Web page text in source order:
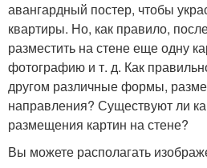
авангардный постер, чтобы
квартиры. Но, как правило,
разместить на стене еще одну
фотографию и т. д. Как
другом различные формы,
направления? Существуют ли
размещения картин на стене?
Вы можете располагать